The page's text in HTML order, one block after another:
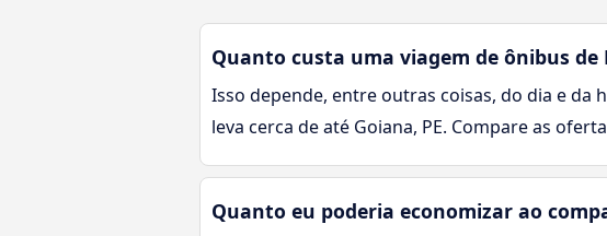
Quanto custa uma viagem de ônibus de
Isso depende, entre outras coisas, do dia e da
leva cerca de até Goiana, PE. Compare as
Quanto eu poderia economizar ao